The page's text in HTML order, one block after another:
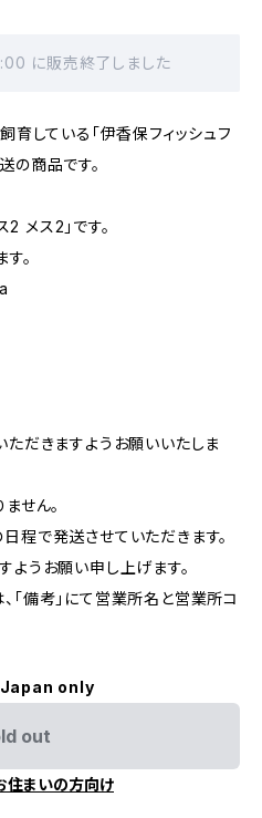
に販売終了しました
育している「伊香保フィッシュフ
の商品です。
メス2」です。
。
ただきますようお願いいたしま
せん。
程で発送させていただきます。
ようお願い申し上げます。
「備考」にて営業所名と営業所コ
only
out
住まいの方向け